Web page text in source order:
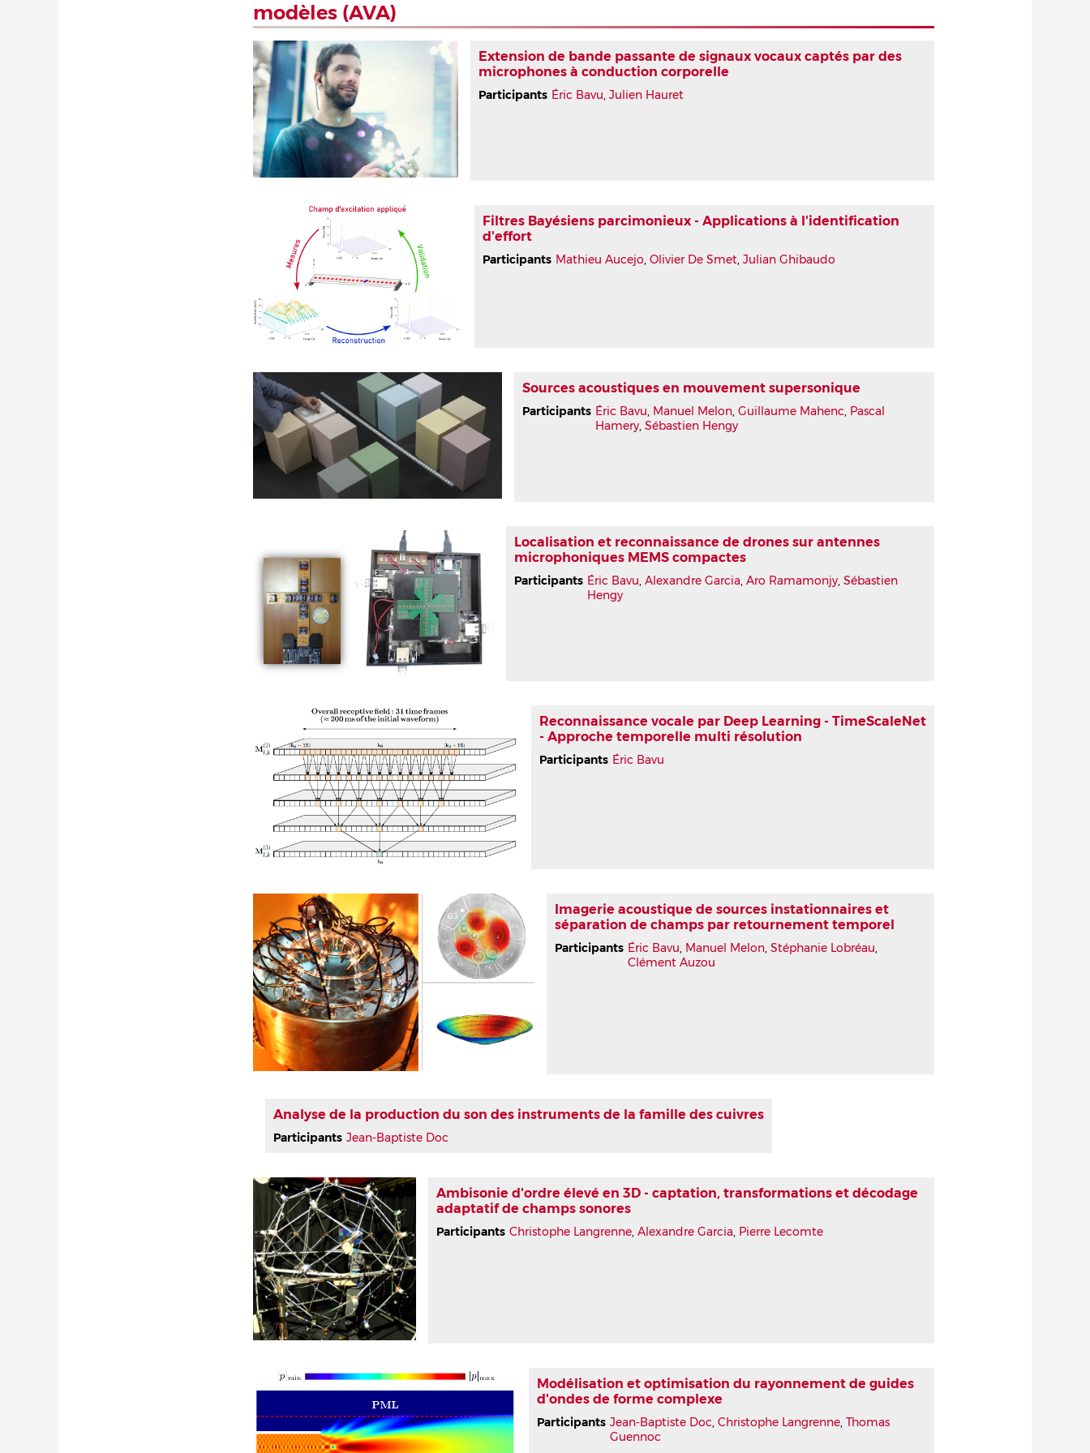
modèles (AVA)
Extension de bande passante de signaux vocaux captés par des
microphones à conduction corporelle
Participants Éric Bavu, Julien Hauret
Filtres Bayésiens parcimonieux - Applications à l'identification
d'effort
Participants Mathieu Aucejo, Olivier De Smet, Julian Ghibaudo
Sources acoustiques en mouvement supersonique
Participants Éric Bavu, Manuel Melon, Guillaume Mahenc, Pascal
Hamery, Sébastien Hengy
Localisation et reconnaissance de drones sur antennes
microphoniques MEMS compactes
Participants Éric Bavu, Alexandre Garcia, Aro Ramamonjy, Sébastien
Hengy
Reconnaissance vocale par Deep Learning - TimeScaleNet
- Approche temporelle multi résolution
Participants Éric Bavu
Imagerie acoustique de sources instationnaires et
séparation de champs par retournement temporel
Participants Éric Bavu, Manuel Melon, Stéphanie Lobréau,
Clément Auzou
Analyse de la production du son des instruments de la famille des cuivres
Participants Jean-Baptiste Doc
Ambisonie d'ordre élevé en 3D - captation, transformations et décodage
adaptatif de champs sonores
Participants Christophe Langrenne, Alexandre Garcia, Pierre Lecomte
Modélisation et optimisation du rayonnement de guides
d'ondes de forme complexe
Participants Jean-Baptiste Doc, Christophe Langrenne, Thomas
Guennoc